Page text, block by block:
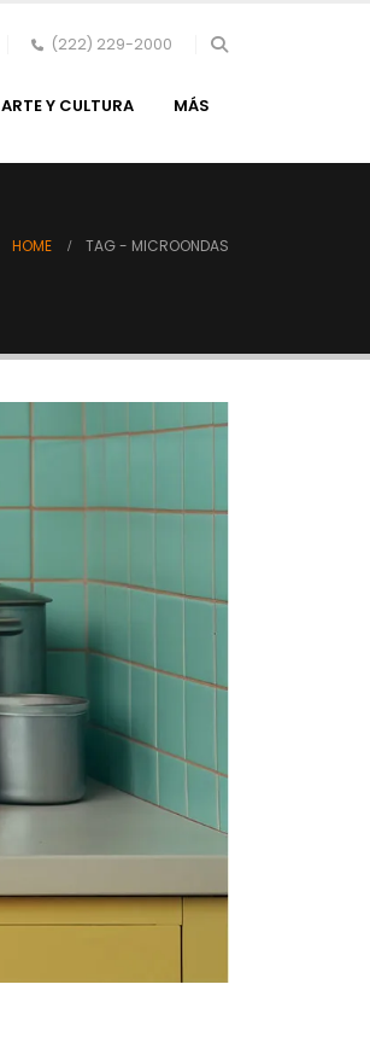
(222) 229-2000
ARTE Y CULTURA MÁS
HOME TAG - MICROONDAS